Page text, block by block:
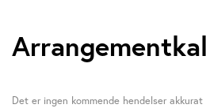
Det er ingen kommende hendelser akkurat